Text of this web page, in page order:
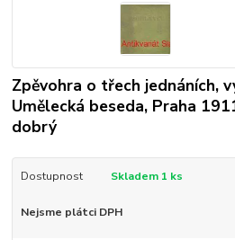
Zpěvohra o třech jednáních,
Umělecká beseda, Praha
dobrý
Dostupnost Skladem 1 ks
Nejsme plátci DPH